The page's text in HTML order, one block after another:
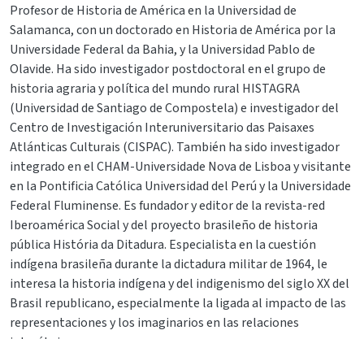
Profesor de Historia de América en la Universidad de
Salamanca, con un doctorado en Historia de América por la
Universidade Federal da Bahia, y la Universidad Pablo de
Olavide. Ha sido investigador postdoctoral en el grupo de
historia agraria y política del mundo rural HISTAGRA
(Universidad de Santiago de Compostela) e investigador del
Centro de Investigación Interuniversitario das Paisaxes
Atlánticas Culturais (CISPAC). También ha sido investigador
integrado en el CHAM-Universidade Nova de Lisboa y visitante
en la Pontificia Católica Universidad del Perú y la Universidade
Federal Fluminense. Es fundador y editor de la revista-red
Iberoamérica Social y del proyecto brasileño de historia
pública História da Ditadura. Especialista en la cuestión
indígena brasileña durante la dictadura militar de 1964, le
interesa la historia indígena y del indigenismo del siglo XX del
Brasil republicano, especialmente la ligada al impacto de las
representaciones y los imaginarios en las relaciones